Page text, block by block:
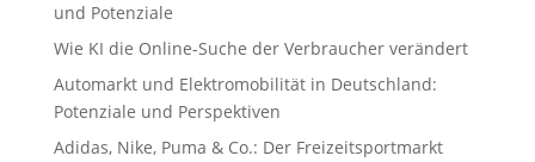
und Potenziale
Wie KI die Online-Suche der Verbraucher verändert
Automarkt und Elektromobilität in Deutschland:
Potenziale und Perspektiven
Adidas, Nike, Puma & Co.: Der Freizeitsportmarkt